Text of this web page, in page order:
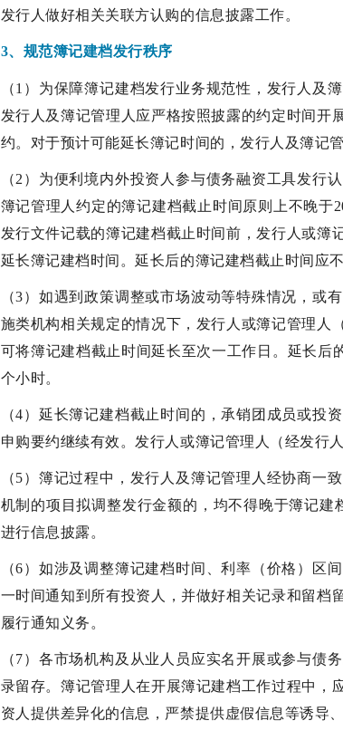
发行人做好相关关联方认购的信息披露工作。
3、规范簿记建档发行秩序
（1）为保障簿记建档发行业务规范性，发行人及
发行人及簿记管理人应严格按照披露的约定时间开
约。对于预计可能延长簿记时间的，发行人及簿记
（2）为便利境内外投资人参与债务融资工具发行
簿记管理人约定的簿记建档截止时间原则上不晚于
发行文件记载的簿记建档截止时间前，发行人或簿
延长簿记建档时间。延长后的簿记建档截止时间应
（3）如遇到政策调整或市场波动等特殊情况，或
施类机构相关规定的情况下，发行人或簿记管理人
可将簿记建档截止时间延长至次一工作日。延长后
个小时。
（4）延长簿记建档截止时间的，承销团成员或投
申购要约继续有效。发行人或簿记管理人（经发行
（5）簿记过程中，发行人及簿记管理人经协商一
机制的项目拟调整发行金额的，均不得晚于簿记建
进行信息披露。
（6）如涉及调整簿记建档时间、利率（价格）区
一时间通知到所有投资人，并做好相关记录和留档
履行通知义务。
（7）各市场机构及从业人员应实名开展或参与债
录留存。簿记管理人在开展簿记建档工作过程中，
资人提供差异化的信息，严禁提供虚假信息等诱导